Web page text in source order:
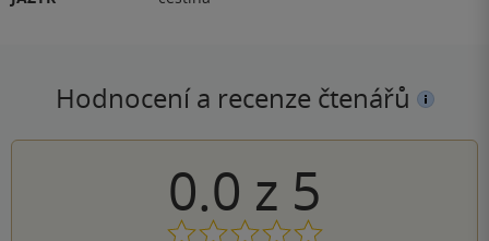
Hodnocení a recenze čtenářů
0.0 z 5